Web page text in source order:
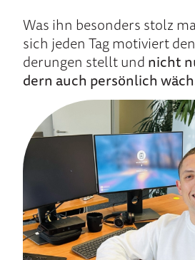
Was ihn be­son­ders stolz
sich je­den Tag moti­viert
derungen stellt undnicht
dern auch per­sön­lich